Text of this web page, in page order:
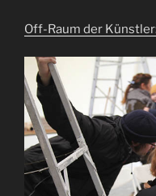
Off-Raum der